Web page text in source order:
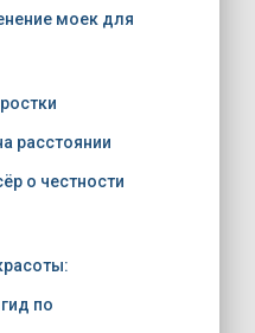
моек для
расстоянии
о честности
по